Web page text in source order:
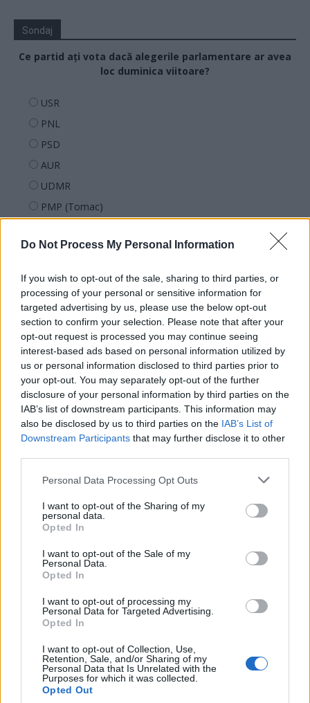
Do Not Process My Personal Information
If you wish to opt-out of the sale, sharing to third parties, or
processing of your personal or sensitive information for
targeted advertising by us, please use the below opt-out
section to confirm your selection. Please note that after your
opt-out request is processed you may continue seeing
interest-based ads based on personal information utilized by
us or personal information disclosed to third parties prior to
your opt-out. You may separately opt-out of the further
disclosure of your personal information by third parties on the
IAB’s list of downstream participants. This information may
also be disclosed by us to third parties on the IAB’s List of
Downstream Participants that may further disclose it to other
Personal Data Processing Opt Outs
I want to opt-out of the Sharing of my
personal data.
Opted In
I want to opt-out of the Sale of my
Personal Data.
Opted In
I want to opt-out of processing my
Personal Data for Targeted Advertising.
Opted In
I want to opt-out of Collection, Use,
Retention, Sale, and/or Sharing of my
Personal Data that Is Unrelated with the
Purposes for which it was collected.
Opted Out
Sondaj
Ce partid ați vota dacă alegerile parlamentare ar avea
loc duminica viitoare?
USR
PNL
PSD
AUR
UDMR
PMP (Tomac)
PNȚMM
SENS
SOS (Șoșoacă)
POT (Gavrilă)
PACE (Peia)
Acțiunea Conservatoare (Târziu)
PDF (Lazarus)
PUSL (D. Voiculescu)
PNȚCD (Pavelescu)
PNCR (Terheș)
Partidul Patrioților (Surugiu)
România pe Primul Loc (Ponta)
Arhiva sondajelor